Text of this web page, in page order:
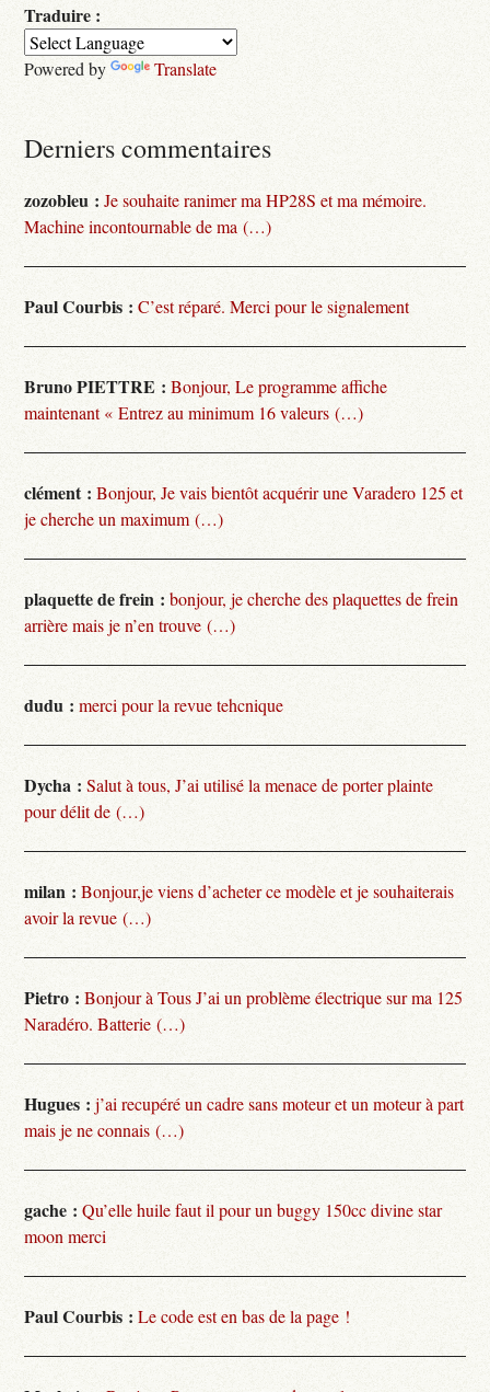
Traduire :
Powered by Translate
Derniers commentaires
zozobleu : Je souhaite ranimer ma HP28S et ma mémoire.
Machine incontournable de ma (…)
Paul Courbis : C’est réparé. Merci pour le signalement
Bruno PIETTRE : Bonjour, Le programme affiche
maintenant « Entrez au minimum 16 valeurs (…)
clément : Bonjour, Je vais bientôt acquérir une Varadero 125 et
je cherche un maximum (…)
plaquette de frein : bonjour, je cherche des plaquettes de frein
arrière mais je n’en trouve (…)
dudu : merci pour la revue tehcnique
Dycha : Salut à tous, J’ai utilisé la menace de porter plainte
pour délit de (…)
milan : Bonjour,je viens d’acheter ce modèle et je souhaiterais
avoir la revue (…)
Pietro : Bonjour à Tous J’ai un problème électrique sur ma 125
Naradéro. Batterie (…)
Hugues : j’ai recupéré un cadre sans moteur et un moteur à part
mais je ne connais (…)
gache : Qu’elle huile faut il pour un buggy 150cc divine star
moon merci
Paul Courbis : Le code est en bas de la page !